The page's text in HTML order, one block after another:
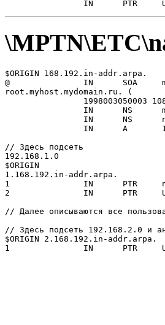
$ORIGIN 168.192.in-addr.arpa.
@               IN      SOA
root.myhost.mydomain.ru. (
1998003050003
IN      NS
IN      NS
IN      A
// Здесь подсеть
192.168.1.0
$ORIGIN
1.168.192.in-addr.arpa.
1               IN      PTR
2               IN      PTR
// Далее описываются все
// Здесь подсеть 192.168.2.0 и
$ORIGIN 2.168.192.in-addr.arpa.